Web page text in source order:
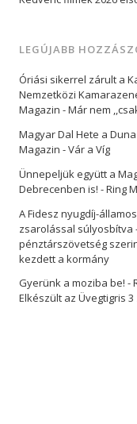
LEGÚJABB
Óriási sikerrel zárult a
Nemzetközi
Magazin -Már nem
Magyar Dal Hete a Duna
Magazin -Vár a Víg
Ünnepeljük együtt a
Debrecenben is! - Ring
A Fidesz nyugdíj-
zsarolással súlyosbítva
pénztárszövetség
kezdett a kormány
Gyerünk a moziba be! -
Elkészült az Üvegtigris